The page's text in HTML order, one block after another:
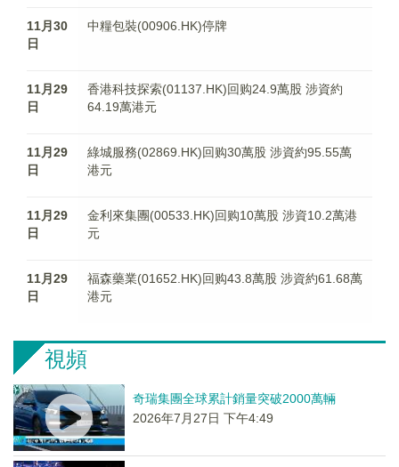
11月30
日
中糧包裝(00906.HK)停牌
11月29
日
香港科技探索(01137.HK)回购24.9萬股 涉資約
64.19萬港元
11月29
日
綠城服務(02869.HK)回购30萬股 涉資約95.55萬
港元
11月29
日
金利來集團(00533.HK)回购10萬股 涉資10.2萬港
元
11月29
日
福森藥業(01652.HK)回购43.8萬股 涉資約61.68萬
港元
視頻
奇瑞集團全球累計銷量突破2000萬輛
2026年7月27日 下午4:49